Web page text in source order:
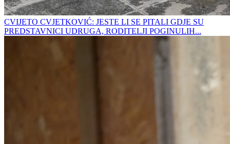
CVIJETO CVJETKOVIĆ: JESTE LI SE PITALI GDJE SU
PREDSTAVNICI UDRUGA, RODITELJI POGINULIH...